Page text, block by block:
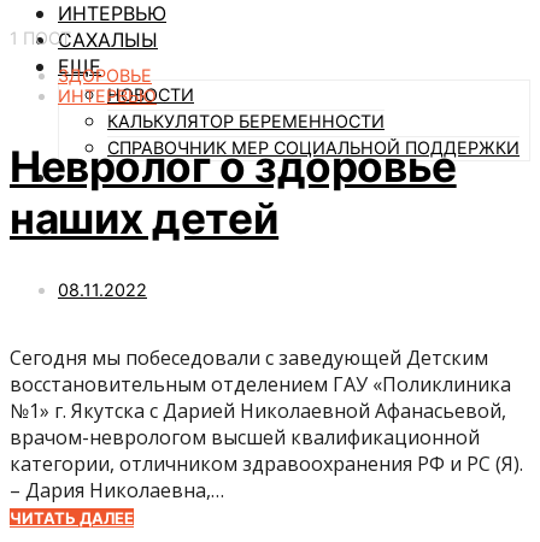
ИНТЕРВЬЮ
САХАЛЫЫ
ЕЩЕ
НОВОСТИ
КАЛЬКУЛЯТОР БЕРЕМЕННОСТИ
СПРАВОЧНИК МЕР СОЦИАЛЬНОЙ ПОДДЕРЖКИ
1 ПОСТ
ЗДОРОВЬЕ
ИНТЕРВЬЮ
Невролог о здоровье
наших детей
08.11.2022
Сегодня мы побеседовали с заведующей Детским
восстановительным отделением ГАУ «Поликлиника
№1» г. Якутска с Дарией Николаевной Афанасьевой,
врачом-неврологом высшей квалификационной
категории, отличником здравоохранения РФ и РС (Я).
– Дария Николаевна,…
ЧИТАТЬ ДАЛЕЕ